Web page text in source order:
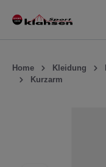
springen
Home Kleidung
Kurzarm